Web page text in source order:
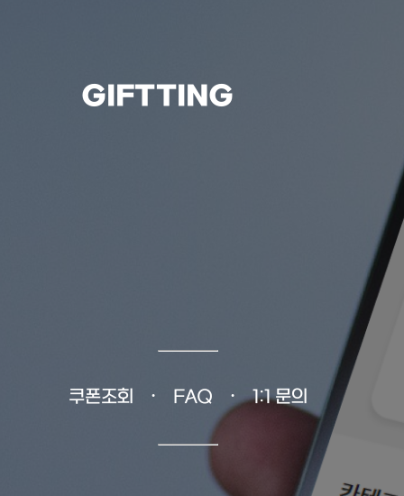
GIFTTING
쿠폰조회 • FAQ • 1:1 문의